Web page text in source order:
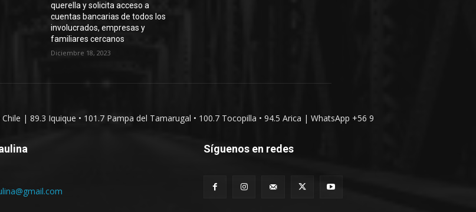
querella y solicita acceso a
cuentas bancarias de todos los
involucrados, empresas y
familiares cercanos
Diciembre 18, 2023
| 89.3 Iquique • 101.7 Pampa del Tamarugal • 100.7 Tocopilla • 94.5 Arica | WhatsApp +56 9
Síguenos en redes